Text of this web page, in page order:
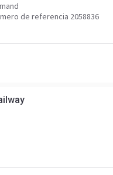
de referencia 2058836